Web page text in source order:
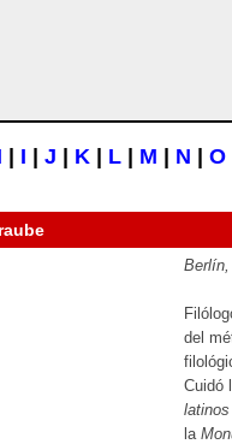
I J K L M N O
Berlín,
del
Cuidó
la